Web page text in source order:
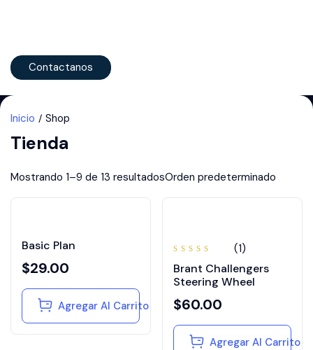
Contactanos
Inicio Shop
Tienda
Mostrando 1–9 de 13 resultados
Basic Plan
$29.00
Agregar Al Carrito
en
de 5
(1)
Brant Challengers
Steering Wheel
$60.00
Agregar Al Carrito